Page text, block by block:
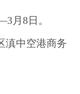
月8日。
滇中空港商务